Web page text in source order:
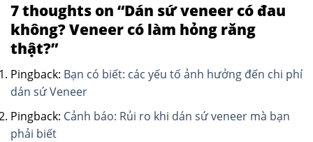
7 thoughts on “Dán sứ veneer có đau
không? Veneer có làm hỏng răng
thật?”
Pingback: Bạn có biết: các yếu tố ảnh hưởng đến chi phí
dán sứ Veneer
Pingback: Cảnh báo: Rủi ro khi dán sứ veneer mà bạn
phải biết